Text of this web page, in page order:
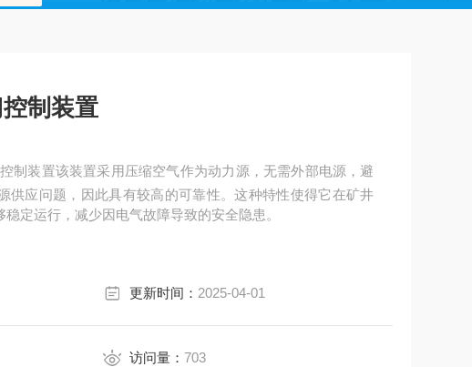
制装置
制装置该装置采用压缩空气作为动力源，无需外部电源，避
供应问题，因此具有较高的可靠性。这种特性使得它在矿井
定运行，减少因电气故障导致的安全隐患。
更新时间： 2025-04-01
访问量： 703